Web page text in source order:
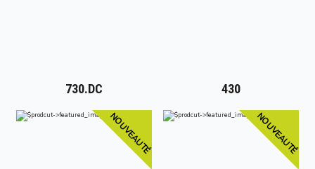
730.DC 430
NOUVEAUTÉ NOUVEAUTÉ